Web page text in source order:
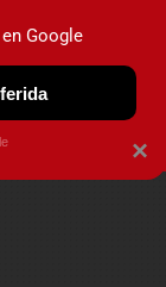
×
Google